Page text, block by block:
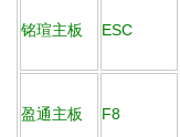
铭瑄主板 ESC
盈通主板 F8